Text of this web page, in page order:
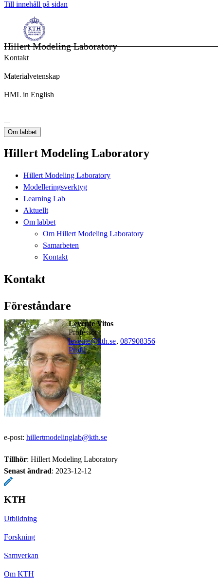
Till innehåll på sidan
Hillert Modeling Laboratory
Kontakt
Materialvetenskap
HML in English
Om labbet
Hillert Modeling Laboratory
Hillert Modeling Laboratory
Modelleringsverktyg
Learning Lab
Aktuellt
Om labbet
Om Hillert Modeling Laboratory
Samarbeten
Kontakt
Kontakt
Föreståndare
Levente Vitos
professor
leveute@kth.se, 087908356
Profil
e-post: hillertmodelinglab@kth.se
Tillhör: Hillert Modeling Laboratory
Senast ändrad: 2023-12-12
KTH
Utbildning
Forskning
Samverkan
Om KTH